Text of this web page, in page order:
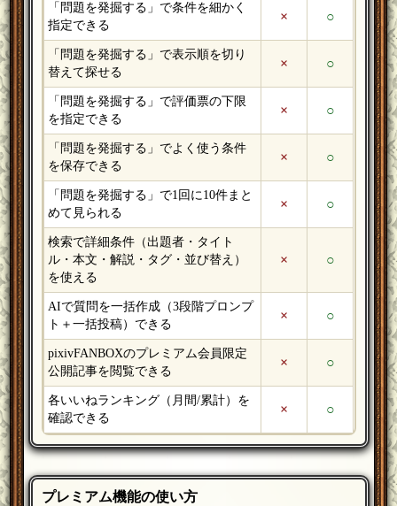
「問題を発掘する」で条件を細かく
指定できる
× ○
「問題を発掘する」で表示順を切り
替えて探せる
× ○
「問題を発掘する」で評価票の下限
を指定できる
× ○
「問題を発掘する」でよく使う条件
を保存できる
× ○
「問題を発掘する」で1回に10件まと
めて見られる
× ○
検索で詳細条件（出題者・タイト
ル・本文・解説・タグ・並び替え）
を使える
× ○
AIで質問を一括作成（3段階プロンプ
ト＋一括投稿）できる
× ○
pixivFANBOXのプレミアム会員限定
公開記事を閲覧できる
× ○
各いいねランキング（月間/累計）を
確認できる
× ○
プレミアム機能の使い方